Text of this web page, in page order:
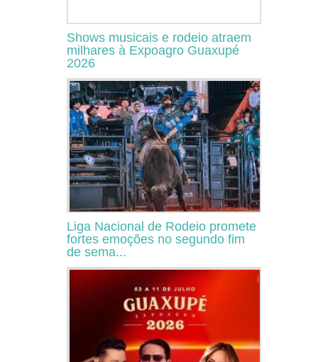
Shows musicais e rodeio atraem
milhares à Expoagro Guaxupé
2026
Liga Nacional de Rodeio promete
fortes emoções no segundo fim
de sema...